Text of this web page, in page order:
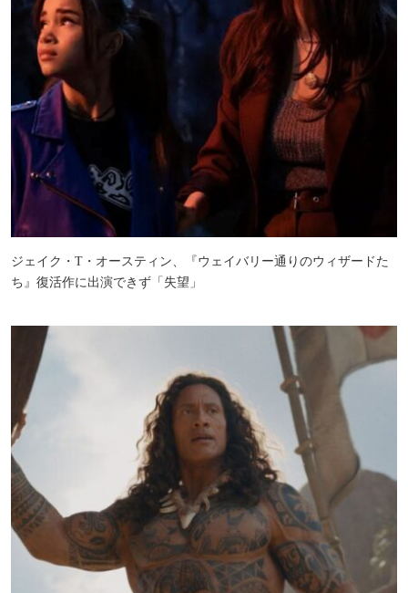
ジェイク・T・オースティン、『ウェイバリー通りのウィザードた
ち』復活作に出演できず「失望」